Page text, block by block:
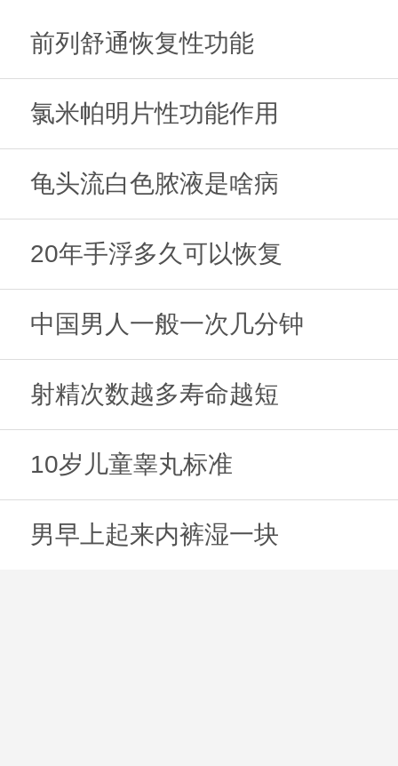
前列舒通恢复性功能
氯米帕明片性功能作用
龟头流白色脓液是啥病
20年手浮多久可以恢复
中国男人一般一次几分钟
射精次数越多寿命越短
10岁儿童睾丸标准
男早上起来内裤湿一块